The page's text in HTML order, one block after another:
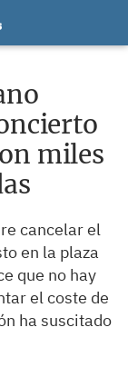
miles
cancelar el
en la plaza
que no hay
el coste de
ha suscitado